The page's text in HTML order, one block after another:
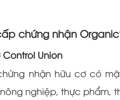
chứng nhận
Union
nhận hữu cơ có
nghiệp, thực phẩm,